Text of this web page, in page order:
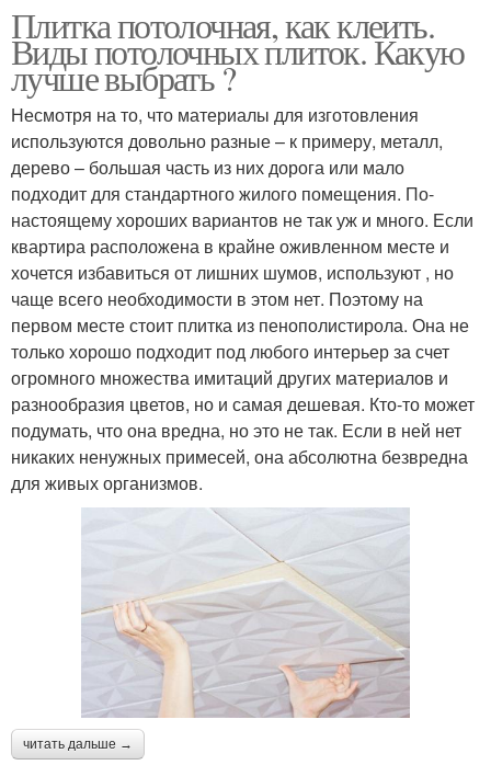
Плитка потолочная, как клеить.
Виды потолочных плиток. Какую
лучше выбрать ?
Несмотря на то, что материалы для изготовления
используются довольно разные – к примеру, металл,
дерево – большая часть из них дорога или мало
подходит для стандартного жилого помещения. По-
настоящему хороших вариантов не так уж и много. Если
квартира расположена в крайне оживленном месте и
хочется избавиться от лишних шумов, используют , но
чаще всего необходимости в этом нет. Поэтому на
первом месте стоит плитка из пенополистирола. Она не
только хорошо подходит под любого интерьер за счет
огромного множества имитаций других материалов и
разнообразия цветов, но и самая дешевая. Кто-то может
подумать, что она вредна, но это не так. Если в ней нет
никаких ненужных примесей, она абсолютна безвредна
для живых организмов.
читать дальше →